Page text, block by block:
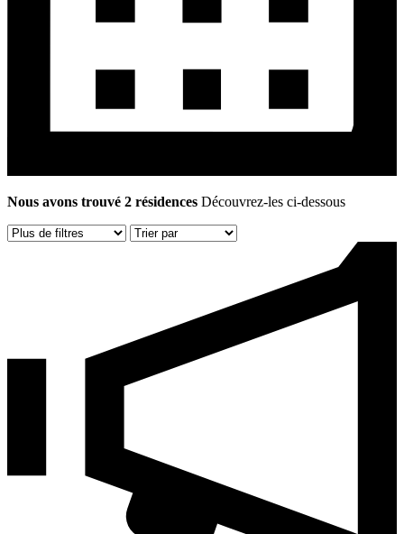
Nous avons trouvé 2 résidences Découvrez-les ci-dessous